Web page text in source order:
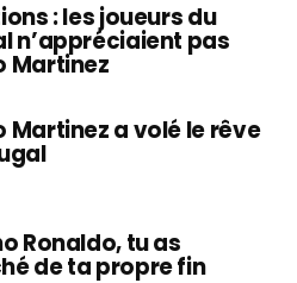
: les joueurs du
n’appréciaient pas
Martinez
Martinez a volé le rêve
Ronaldo, tu as
de ta propre fin